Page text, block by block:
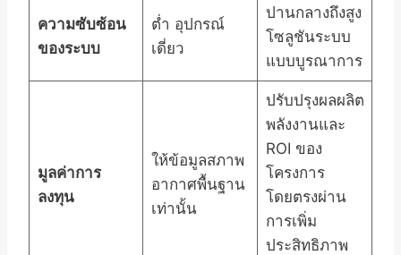
ความซับซ้อน
ของระบบ
ต่ำ อุปกรณ์
เดี่ยว
ปานกลางถึงสูง
โซลูชันระบบ
แบบบูรณาการ
มูลค่าการ
ลงทุน
ให้ข้อมูลสภาพ
อากาศพื้นฐาน
เท่านั้น
ปรับปรุงผลผลิต
พลังงานและ
ROI ของ
โครงการ
โดยตรงผ่าน
การเพิ่ม
ประสิทธิภาพ
Spanish
Russian
Arabic